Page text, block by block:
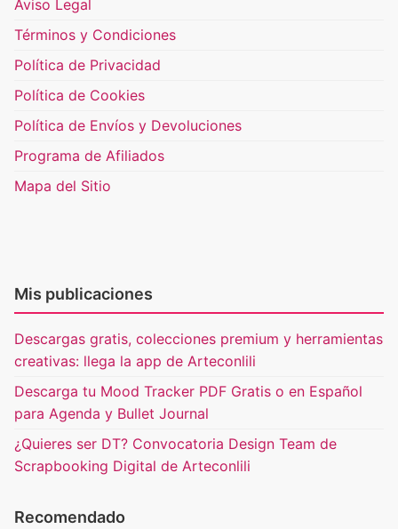
Aviso Legal
Términos y Condiciones
Política de Privacidad
Política de Cookies
Política de Envíos y Devoluciones
Programa de Afiliados
Mapa del Sitio
Mis publicaciones
Descargas gratis, colecciones premium y herramientas
creativas: llega la app de Arteconlili
Descarga tu Mood Tracker PDF Gratis o en Español
para Agenda y Bullet Journal
¿Quieres ser DT? Convocatoria Design Team de
Scrapbooking Digital de Arteconlili
Recomendado